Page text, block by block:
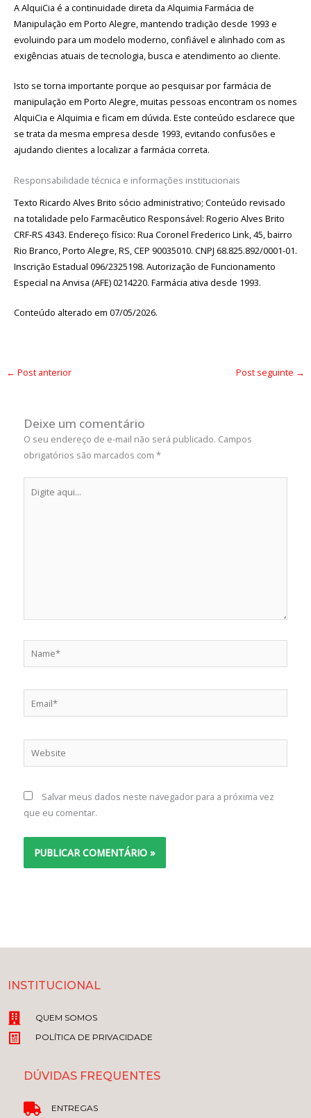
A AlquiCia é a continuidade direta da Alquimia Farmácia de
Manipulação em Porto Alegre, mantendo tradição desde 1993 e
evoluindo para um modelo moderno, confiável e alinhado com as
exigências atuais de tecnologia, busca e atendimento ao cliente.
Isto se torna importante porque ao pesquisar por farmácia de
manipulação em Porto Alegre, muitas pessoas encontram os nomes
AlquiCia e Alquimia e ficam em dúvida. Este conteúdo esclarece que
se trata da mesma empresa desde 1993, evitando confusões e
ajudando clientes a localizar a farmácia correta.
Responsabilidade técnica e informações institucionais
Texto Ricardo Alves Brito sócio administrativo; Conteúdo revisado
na totalidade pelo Farmacêutico Responsável: Rogerio Alves Brito
CRF-RS 4343. Endereço físico: Rua Coronel Frederico Link, 45, bairro
Rio Branco, Porto Alegre, RS, CEP 90035010. CNPJ 68.825.892/0001-01.
Inscrição Estadual 096/2325198. Autorização de Funcionamento
Especial na Anvisa (AFE) 0214220. Farmácia ativa desde 1993.
Conteúdo alterado em 07/05/2026.
← Post anterior Post seguinte →
Deixe um comentário
O seu endereço de e-mail não será publicado. Campos
obrigatórios são marcados com*
aqui...
Website
Salvar meus dados neste navegador para a próxima vez
que eu comentar.
INSTITUCIONAL
QUEM SOMOS
POLÍTICA DE PRIVACIDADE
DÚVIDAS FREQUENTES
ENTREGAS